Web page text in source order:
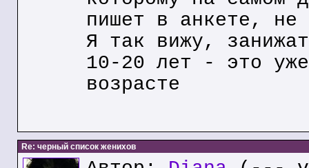
пишет в анкете, не
Я так вижу,
10-20 лет - это
возрасте
Re: черный список женихов